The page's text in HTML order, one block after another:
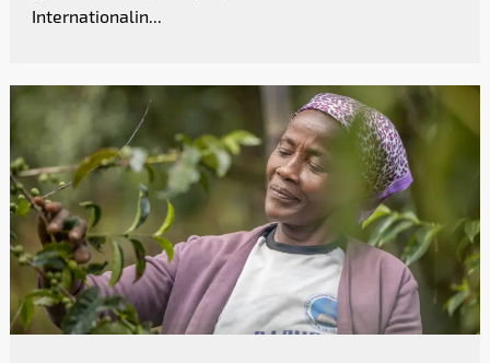
Internationalin...